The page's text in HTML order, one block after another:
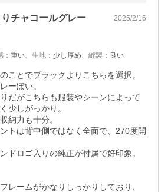
チャコールグレー 2025/2/16
： 重い、 生地 ： 少し厚め、 縫製 ： 良い
ことでブラックよりこちらを選択。
ーぽい。
だがこちらも服装やシーンによって
少しがっかり。
納力も十分。
トは背中側ではなく全面で、270度開
ドロゴ入りの純正が付属で好印象。
レームがかなりしっかりしており、